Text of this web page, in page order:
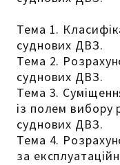
Тема 1.
суднових ДВЗ.
Тема 2.
суднових ДВЗ.
Тема 3.
із полем вибору
суднових ДВЗ.
Тема 4.
за